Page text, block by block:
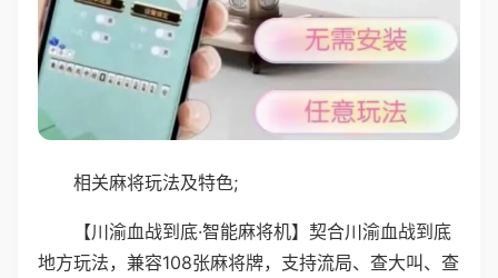
相关麻将玩法及特色;
【川渝血战到底·智能麻将机】契合川渝血战到底
地方玩法，兼容108张麻将牌，支持流局、查大叫、查